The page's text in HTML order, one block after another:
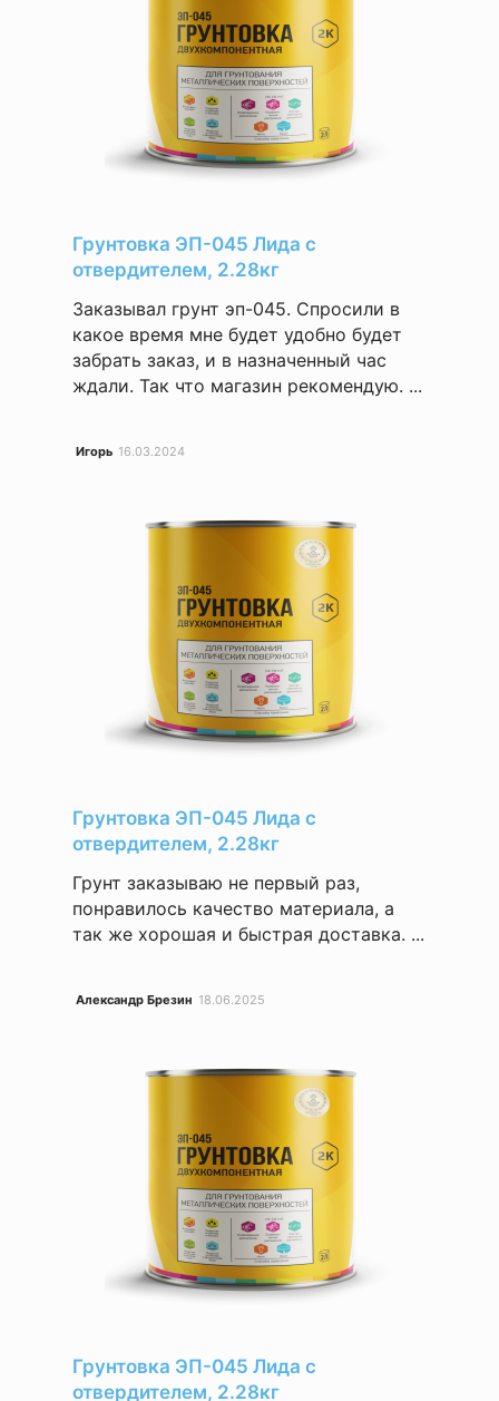
Грунтовка ЭП-045 Лида с
отвердителем, 2.28кг
Заказывал грунт эп-045. Спросили в
какое время мне будет удобно будет
забрать заказ, и в назначенный час
ждали. Так что магазин рекомендую. ...
Игорь 16.03.2024
Грунтовка ЭП-045 Лида с
отвердителем, 2.28кг
Грунт заказываю не первый раз,
понравилось качество материала, а
так же хорошая и быстрая доставка. ...
Александр Брезин 18.06.2025
Грунтовка ЭП-045 Лида с
отвердителем, 2.28кг